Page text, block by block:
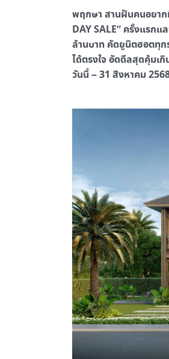
พฤกษา สานฝันคนอยาก
DAY SALE” ครั้งแรก
ล้านบาท คัดยูนิตฮอตทุก
ได้ตรงใจ อัดดีลสุดคุ้มเ
วันนี้ – 31 สิงหาคม